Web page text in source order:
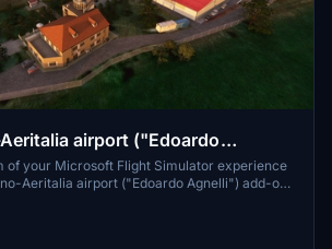
airport ("Edoardo
of your Microsoft Flight Simulator experience
Aeritalia airport ("Edoardo Agnelli") add-on
offers various updates such as ATC
enhancements, and the addition of a
flying to a new level with this detailed